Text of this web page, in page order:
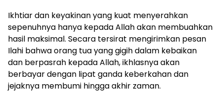
Ikhtiar dan keyakinan yang kuat menyerahkan
sepenuhnya hanya kepada Allah akan membuahkan
hasil maksimal. Secara tersirat mengirimkan pesan
Ilahi bahwa orang tua yang gigih dalam kebaikan
dan berpasrah kepada Allah, ikhlasnya akan
berbayar dengan lipat ganda keberkahan dan
jejaknya membumi hingga akhir zaman.